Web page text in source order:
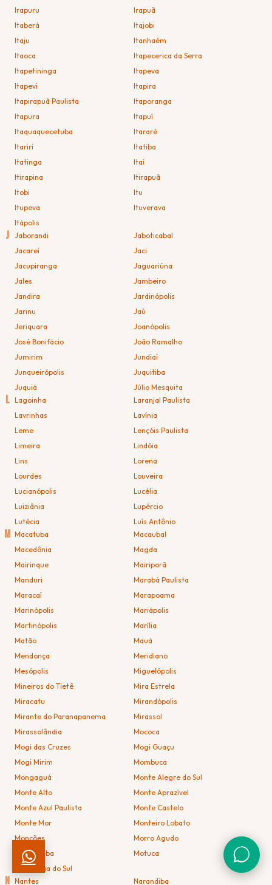
Irapuru
Irapuã
Itaberá
Itajobi
Itaju
Itanhaém
Itaoca
Itapecerica da Serra
Itapetininga
Itapeva
Itapevi
Itapira
Itapirapuã Paulista
Itaporanga
Itapura
Itapuí
Itaquaquecetuba
Itararé
Itariri
Itatiba
Itatinga
Itaí
Itirapina
Itirapuã
Itobi
Itu
Itupeva
Ituverava
Itápolis
J Jaborandi
Jaboticabal
Jacareí
Jaci
Jacupiranga
Jaguariúna
Jales
Jambeiro
Jandira
Jardinópolis
Jarinu
Jaú
Jeriquara
Joanópolis
José Bonifácio
João Ramalho
Jumirim
Jundiaí
Junqueirópolis
Juquitiba
Juquiá
Júlio Mesquita
L Lagoinha
Laranjal Paulista
Lavrinhas
Lavínia
Leme
Lençóis Paulista
Limeira
Lindóia
Lins
Lorena
Lourdes
Louveira
Lucianópolis
Lucélia
Luiziânia
Lupércio
Lutécia
Luís Antônio
M Macatuba
Macaubal
Macedônia
Magda
Mairinque
Mairiporã
Manduri
Marabá Paulista
Maracaí
Marapoama
Marinópolis
Mariápolis
Martinópolis
Marília
Matão
Mauá
Mendonça
Meridiano
Mesópolis
Miguelópolis
Mineiros do Tietê
Mira Estrela
Miracatu
Mirandópolis
Mirante do Paranapanema
Mirassol
Mirassolândia
Mococa
Mogi das Cruzes
Mogi Guaçu
Mogi Mirim
Mombuca
Mongaguá
Monte Alegre do Sul
Monte Alto
Monte Aprazível
Monte Azul Paulista
Monte Castelo
Monte Mor
Monteiro Lobato
Monções
Morro Agudo
Morungaba
Motuca
Murutinga do Sul
N Nantes Narandiba